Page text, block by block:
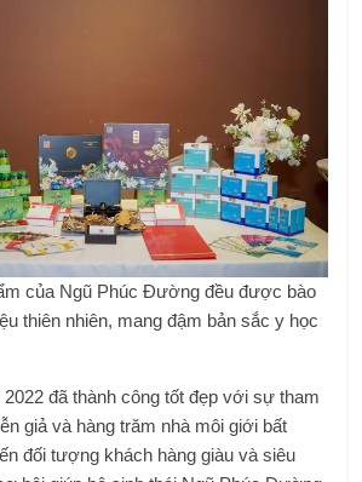
của Ngũ Phúc Đường đều được bào
thiên nhiên, mang đậm bản sắc y học
2022 đã thành công tốt đẹp với sự tham
giả và hàng trăm nhà môi giới bất
đối tượng khách hàng giàu và siêu